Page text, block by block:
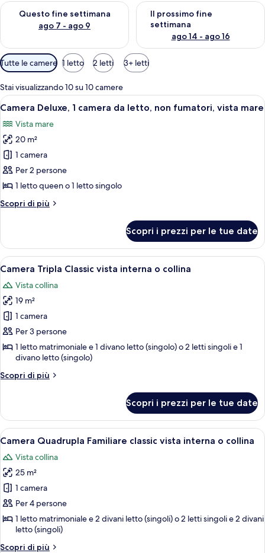
Questo fine settimana
ago 7 - ago 9
Verifica la disponibilità per questo fine settimana, ago 7 - ago
Il prossimo fine
settimana
ago 14 - ago 16
Verifica la disponibilità per il
Filtri
disponibili
per
le
camere
Tutte le camere 1 letto 2 letti 3+ letti
Stai visualizzando 10 su 10 camere
Apri
tutte
le
foto
per
Camera
Deluxe,
camera
non
fumatori,
vista
mare
Una camera d'albergo con un letto
11
Camera Deluxe, 1 camera da letto, non fumatori, vista mare
Vista mare
20 m²
1 camera
Per 2 persone
1 letto queen o 1 letto singolo
Scopri di più
Altri
Deluxe,
camera
letto,
non
fumatori,
vista
mare
Scopri i prezzi per le tue date
Apri
tutte
le
foto
per
Camera
Tripla
Classic
vista
collina
Una camera d'albergo con un letto,
2
Camera Tripla Classic vista interna o collina
Vista collina
19 m²
1 camera
Per 3 persone
1 letto matrimoniale e 1 divano letto (singolo) o 2 letti singoli e 1
divano letto (singolo)
Scopri di più
Altri
Tripla
Classic
vista
o
collina
Scopri i prezzi per le tue date
Apri
tutte
le
foto
per
Camera
Quadrupla
Familiare
classic
Una camera d'albergo con un letto,
2
Camera Quadrupla Familiare classic vista interna o collina
Vista collina
25 m²
1 camera
Per 4 persone
1 letto matrimoniale e 2 divani letto (singoli) o 2 letti singoli e 2 divani
letto (singoli)
Scopri di più
Altri